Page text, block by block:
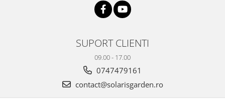
SUPORT CLIENTI
09.00 - 17.00
0747479161
contact@solarisgarden.ro